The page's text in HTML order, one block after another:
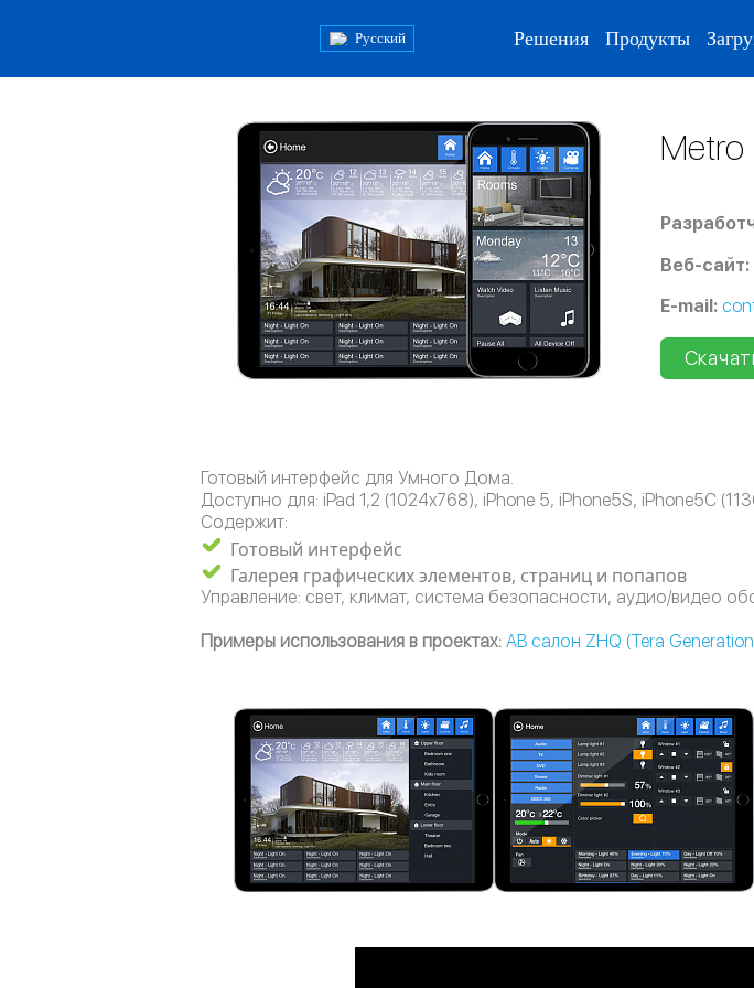
Русский Решения Продукты
Metro
Веб-сайт:
E-mail:
Готовый интерфейс для Умного Дома.
Доступно для: iPad 1,2 (1024x768), iPhone 5, iPhone5S, iPhone5C
Содержит:
Готовый интерфейс
Галерея графических элементов, страниц и попапов
Управление: свет, климат, система безопасности, аудио/видео
Примеры использования в проектах: АВ салон ZHQ (Tera